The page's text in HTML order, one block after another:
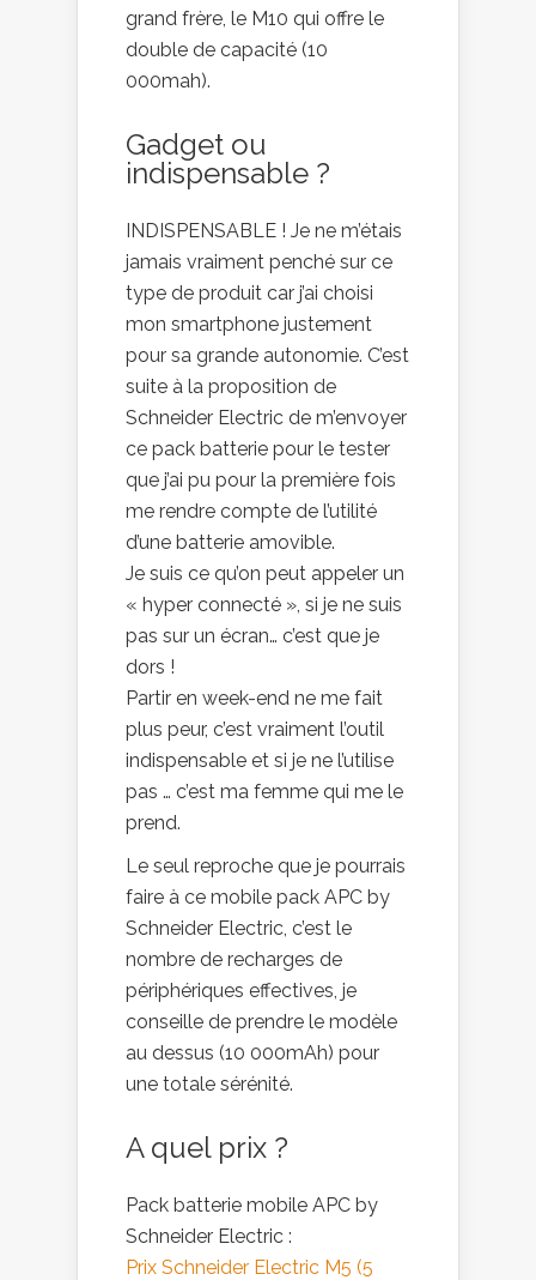
grand frère, le M10 qui offre le
double de capacité (10
000mah).
Gadget ou
indispensable ?
INDISPENSABLE ! Je ne m’étais
jamais vraiment penché sur ce
type de produit car j’ai choisi
mon smartphone justement
pour sa grande autonomie. C’est
suite à la proposition de
Schneider Electric de m’envoyer
ce pack batterie pour le tester
que j’ai pu pour la première fois
me rendre compte de l’utilité
d’une batterie amovible.
Je suis ce qu’on peut appeler un
« hyper connecté », si je ne suis
pas sur un écran… c’est que je
dors !
Partir en week-end ne me fait
plus peur, c’est vraiment l’outil
indispensable et si je ne l’utilise
pas … c’est ma femme qui me le
prend.
Le seul reproche que je pourrais
faire à ce mobile pack APC by
Schneider Electric, c’est le
nombre de recharges de
périphériques effectives, je
conseille de prendre le modèle
au dessus (10 000mAh) pour
une totale sérénité.
A quel prix ?
Pack batterie mobile APC by
Schneider Electric :
Prix Schneider Electric M5 (5